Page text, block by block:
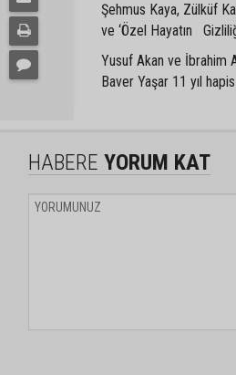
Şehmus Kaya, Zülküf
ve ‘Özel Hayatın
Yusuf Akan ve İbrahim
Baver Yaşar 11 yıl
HABERE YORUM KAT